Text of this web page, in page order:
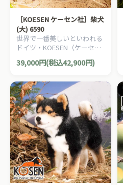
［KOESEN ケーセン社］柴犬
(大) 6590
世界で一番美しいといわれる
ドイツ・KOESEN（ケーセン
社）の動物のぬいぐるみ。愛
らしい表情の犬（イヌ/いぬ）
39,000円(税込42,900円)